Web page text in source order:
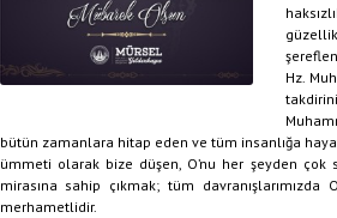
Hz.
bütün zamanlara hitap eden ve tüm insanlığa
ümmeti olarak bize düşen, O’nu her şeyden çok
mirasına sahip çıkmak; tüm
merhametlidir.